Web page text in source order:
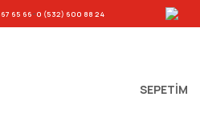
65 66-0 (532) 600 88 24
SEPETIM